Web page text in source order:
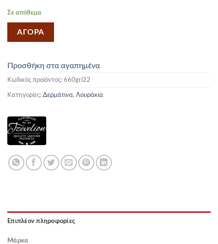
Σε απόθεμα
ΑΓΟΡΑ
Προσθήκη στα αγαπημένα
Κωδικός προϊόντος: 660gri22
Κατηγορίες: Δερμάτινα, Λουράκια
Επιπλέον πληροφορίες
Μάρκα